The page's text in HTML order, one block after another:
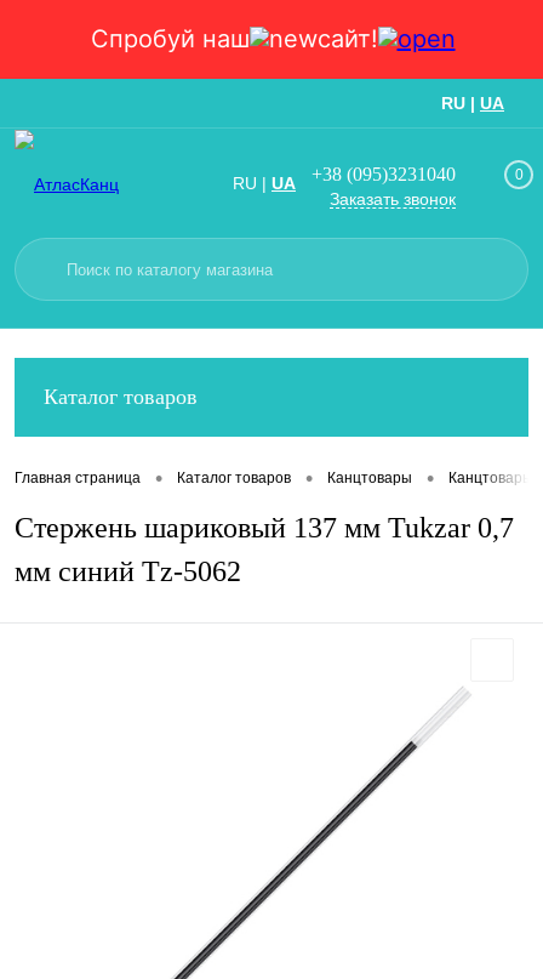
Спробуй наш сайт!
RU | UA
RU | UA +38 (095)3231040
Заказать звонок
0
Каталог товаров
Главная страница • Каталог товаров • Канцтовары • Канцтовары
Стержень шариковый 137 мм Tukzar 0,7
мм синий Tz-5062